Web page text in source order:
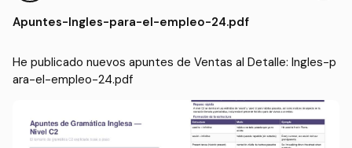
Apuntes-Ingles-para-el-empleo-24.pdf
He publicado nuevos apuntes de Ventas al Detalle: Ingles-p
ara-el-empleo-24.pdf